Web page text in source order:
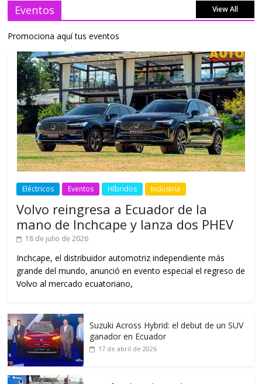
Eventos View All
Promociona aquí tus eventos
Eléctricos Eventos Híbridos Industria
Volvo reingresa a Ecuador de la
mano de Inchcape y lanza dos PHEV
18 de julio de 2026
Inchcape, el distribuidor automotriz independiente más
grande del mundo, anunció en evento especial el regreso de
Volvo al mercado ecuatoriano,
Suzuki Across Hybrid: el debut de un SUV
ganador en Ecuador
17 de abril de 2026